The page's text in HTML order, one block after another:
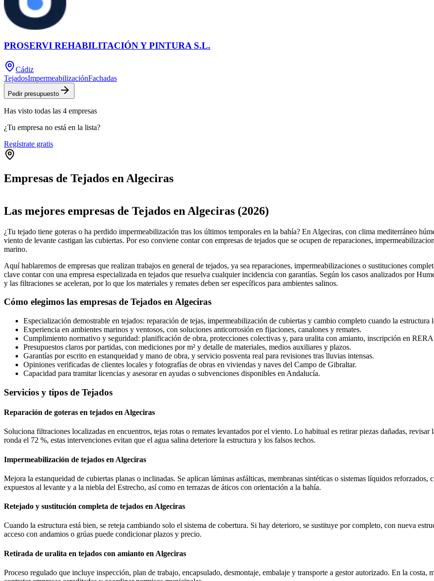
PROSERVI REHABILITACIÓN Y PINTURA S.L.
Cádiz
TejadosImpermeabilizaciónFachadas
Pedir presupuesto
Has visto todas las 4 empresas
¿Tu empresa no está en la lista?
Regístrate gratis
Empresas de Tejados en Algeciras
+
Las mejores empresas de Tejados en Algeciras (2026)
¿Tu tejado tiene goteras o ha perdido impermeabilización tras los últimos temporales en la bahía? En Algeciras, con clima mediterráneo
viento de levante castigan las cubiertas. Por eso conviene contar con empresas de tejados que se ocupen de reparaciones,
marino.
Aquí hablaremos de empresas que realizan trabajos en general de tejados, ya sea reparaciones, impermeabilizaciones o sustituciones
clave contar con una empresa especializada en tejados que resuelva cualquier incidencia con garantías. Según los casos analizados por
y las filtraciones se aceleran, por lo que los materiales y remates deben ser específicos para ambientes salinos.
Cómo elegimos las empresas de Tejados en Algeciras
Especialización demostrable en tejados: reparación de tejas, impermeabilización de cubiertas y cambio completo cuando la estructura
Experiencia en ambientes marinos y ventosos, con soluciones anticorrosión en fijaciones, canalones y remates.
Cumplimiento normativo y seguridad: planificación de obra, protecciones colectivas y, para uralita con amianto, inscripción en
Presupuestos claros por partidas, con mediciones por m² y detalle de materiales, medios auxiliares y plazos.
Garantías por escrito en estanqueidad y mano de obra, y servicio posventa real para revisiones tras lluvias intensas.
Opiniones verificadas de clientes locales y fotografías de obras en viviendas y naves del Campo de Gibraltar.
Capacidad para tramitar licencias y asesorar en ayudas o subvenciones disponibles en Andalucía.
Servicios y tipos de Tejados
Reparación de goteras en tejados en Algeciras
Soluciona filtraciones localizadas en encuentros, tejas rotas o remates levantados por el viento. Lo habitual es retirar piezas dañadas,
ronda el 72 %, estas intervenciones evitan que el agua salina deteriore la estructura y los falsos techos.
Impermeabilización de tejados en Algeciras
Mejora la estanqueidad de cubiertas planas o inclinadas. Se aplican láminas asfálticas, membranas sintéticas o sistemas líquidos
expuestos al levante y a la niebla del Estrecho, así como en terrazas de áticos con orientación a la bahía.
Retejado y sustitución completa de tejados en Algeciras
Cuando la estructura está bien, se reteja cambiando solo el sistema de cobertura. Si hay deterioro, se sustituye por completo, con nueva
acceso con andamios o grúas puede condicionar plazos y precio.
Retirada de uralita en tejados con amianto en Algeciras
Proceso regulado que incluye inspección, plan de trabajo, encapsulado, desmontaje, embalaje y transporte a gestor autorizado. En la costa,